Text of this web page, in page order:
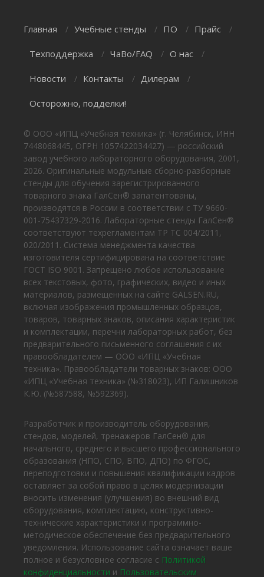
Главная / Учебные стенды / ПО / Прайс /
Техподдержка / ЧаВо/FAQ / О нас /
Новости / Контакты / Дилерам /
Осторожно, подделки!
© ООО «ИПЦ «Учебная техника» (г. Челябинск, ИНН
7448068445, ОГРН 1057422034427) — российский
завод учебного лабораторного оборудования, 2001,
2026. Оригинальные модульные сборно-разборные
стенды для обучения зарегистрированного
товарного знака ГалСен® запатентованы,
производятся в России в соответствии с ТУ 9660-
001-75437329-2016. Лабораторные стенды ГалСен®
соответствуют техрегламентам ТР ТС 004/2011,
020/2011. Система менеджмента качества
изготовителя сертифицирована на соответствие
ГОСТ ISO 9001. Запрещено любое использование
всех текстовых, фото, графических, видео и иных
материалов, размещенных на сайте GALSEN.RU,
включая изображения промышленных образцов,
товаров, товарных знаков, описания характеристик
и комплектации, перечни лабораторных работ, без
предварительного письменного соглашения с их
правообладателем — ООО «ИПЦ «Учебная
техника». Правообладатели товарных знаков: ООО
«ИПЦ «Учебная техника» (№318023), ИП Галишников
К.Ю. (№587588, №592369).
Разработчик и производитель оборудования,
стендов, моделей, тренажеров ГалСен® для
начального, среднего и высшего профессионального
образования (НПО, СПО, ВПО, ДПО) по ФГОС,
переподготовки и повышения квалификации кадров
оставляет за собой право в целях модернизации
вносить изменения (улучшения) во внешний вид
оборудования, комплектацию, конструктивно-
технические характеристики и программно-
методическое обеспечение без предварительного
уведомления. Использование сайта означает ваше
полное и безусловное согласие с Политикой
конфиденциальности и Пользовательским